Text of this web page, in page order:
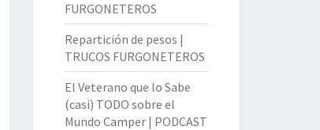
FURGONETEROS
Repartición de pesos |
TRUCOS FURGONETEROS
El Veterano que lo Sabe
(casi) TODO sobre el
Mundo Camper | PODCAST